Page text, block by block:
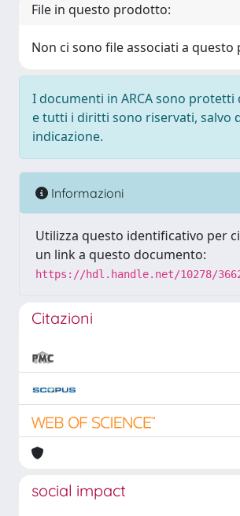
File in questo prodotto:
Non ci sono file associati a
I documenti in ARCA sono
e tutti i diritti sono riservati, salvo
indicazione.
Informazioni
Utilizza questo identificativo per
un link a questo documento:
https://hdl.handle.net/10278/
Citazioni
social impact